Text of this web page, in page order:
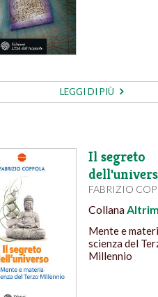
LEGGI DI PIÙ
Il segreto
FABRIZIO
Collana
Mente e
scienza del
Millennio